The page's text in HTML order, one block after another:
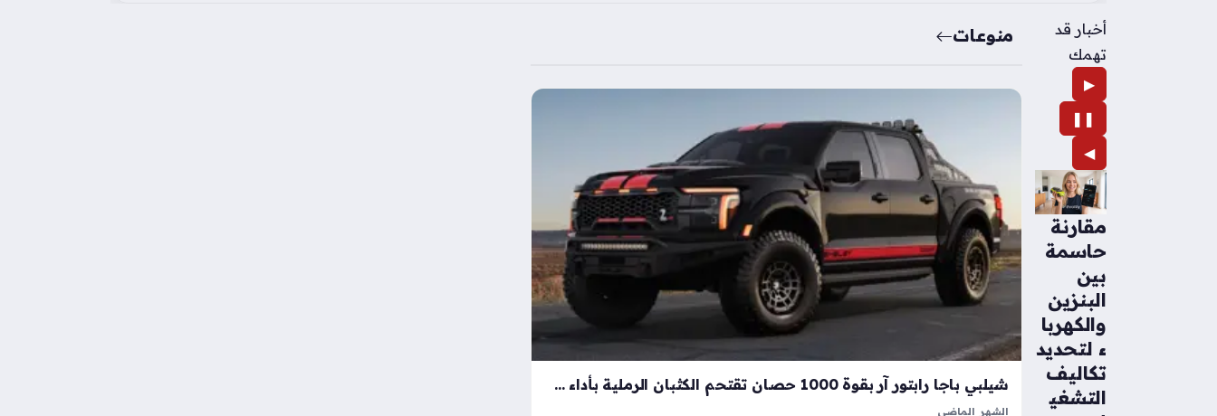
أخبار قد
تهمك
▶
❚❚
◀
مقارنة
حاسمة
بين
البنزين
والكهربا
ء لتحديد
تكاليف
التشغي
منوعات
شيلبي باجا رابتور آر بقوة 1000 حصان تقتحم الكثبان الرملية بأداء خارق
الشهر الماضي